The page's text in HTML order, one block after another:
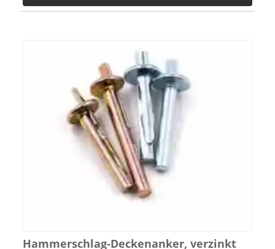
Hammerschlag-Deckenanker, verzinkt